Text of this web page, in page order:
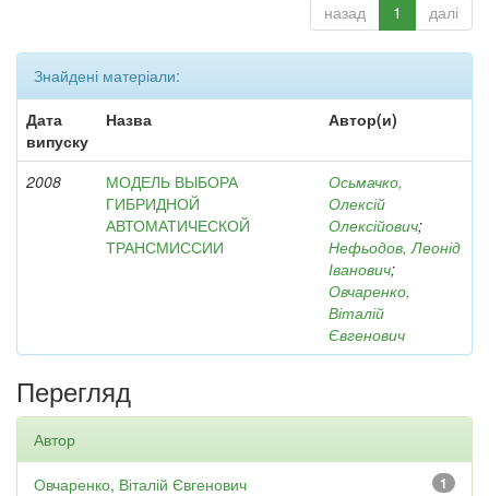
назад 1 далі
Знайдені матеріали:
Дата
випуску
Назва Автор(и)
2008
МОДЕЛЬ ВЫБОРА
ГИБРИДНОЙ
АВТОМАТИЧЕСКОЙ
ТРАНСМИССИИ
Осьмачко,
Олексій
Олексійович;
Нефьодов, Леонід
Іванович;
Овчаренко,
Віталій
Євгенович
Перегляд
Автор
1
Овчаренко, Віталій Євгенович